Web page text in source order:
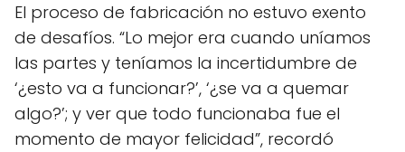
El proceso de fabricación no estuvo exento
de desafíos. “Lo mejor era cuando uníamos
las partes y teníamos la incertidumbre de
‘¿esto va a funcionar?’, ‘¿se va a quemar
algo?’; y ver que todo funcionaba fue el
momento de mayor felicidad”, recordó